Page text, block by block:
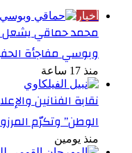
أخبار
محمد حماقي يشعل
وبوسي مفاجأة
منذ 17 ساعة
نقابة الفنانين
الوطن” وتكرّم
منذ يومين